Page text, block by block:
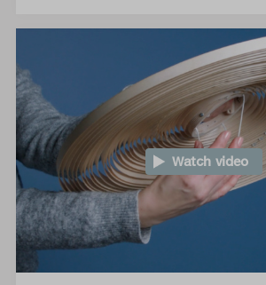
Watch video